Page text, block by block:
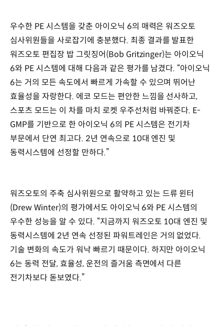
우수한 PE 시스템을 갖춘 아이오닉 6의 매력은 워즈오토
심사위원들을 사로잡기에 충분했다. 최종 결과를 발표한
워즈오토 편집장 밥 그릿징어(Bob Gritzinger)는 아이오닉
6와 PE 시스템에 대해 다음과 같은 평가를 남겼다. “아이오닉
6는 거의 모든 속도에서 빠르게 가속할 수 있으며 뛰어난
효율성을 자랑한다. 에코 모드는 편안한 느낌을 선사하고,
스포츠 모드는 이 차를 마치 로켓 우주선처럼 바꿔준다. E-
GMP를 기반으로 한 아이오닉 6의 PE 시스템은 전기차
부문에서 단연 최고다. 2년 연속으로 10대 엔진 및
동력시스템에 선정할 만하다.”
워즈오토의 주축 심사위원으로 활약하고 있는 드류 윈터
(Drew Winter)의 평가에서도 아이오닉 6와 PE 시스템의
우수한 성능을 알 수 있다. “지금까지 워즈오토 10대 엔진 및
동력시스템에 2년 연속 선정된 파워트레인은 거의 없었다.
기술 변화의 속도가 워낙 빠르기 때문이다. 하지만 아이오닉
6는 동력 전달, 효율성, 운전의 즐거움 측면에서 다른
전기차보다 돋보였다.”